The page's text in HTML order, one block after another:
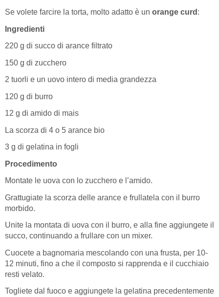
Se volete farcire la torta, molto adatto è un orange curd :
Ingredienti
220 g di succo di arance filtrato
150 g di zucchero
2 tuorli e un uovo intero di media grandezza
120 g di burro
12 g di amido di mais
La scorza di 4 o 5 arance bio
3 g di gelatina in fogli
Procedimento
Montate le uova con lo zucchero e l’amido.
Grattugiate la scorza delle arance e frullatela con il burro
morbido.
Unite la montata di uova con il burro, e alla fine aggiungete il
succo, continuando a frullare con un mixer.
Cuocete a bagnomaria mescolando con una frusta, per 10-
12 minuti, fino a che il composto si rapprenda e il cucchiaio
resti velato.
Togliete dal fuoco e aggiungete la gelatina precedentemente